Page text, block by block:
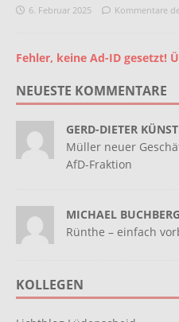
6. Februar 2025 Kommentare
Fehler, keine Ad-ID gesetzt!
NEUESTE KOMMENTARE
GERD-DIETER
Müller neuer
AfD-Fraktion
MICHAEL
Rünthe – einfach
KOLLEGEN